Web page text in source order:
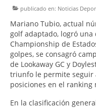
publicado en: Noticias
Mariano Tubio, actual
golf adaptado, logró una
Championship de
golpes, se consagró
de Lookaway GC y
triunfo le permite seguir
posiciones en el
En la clasificación